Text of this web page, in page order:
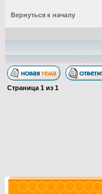
Вернуться к началу
Страница 1 из 1